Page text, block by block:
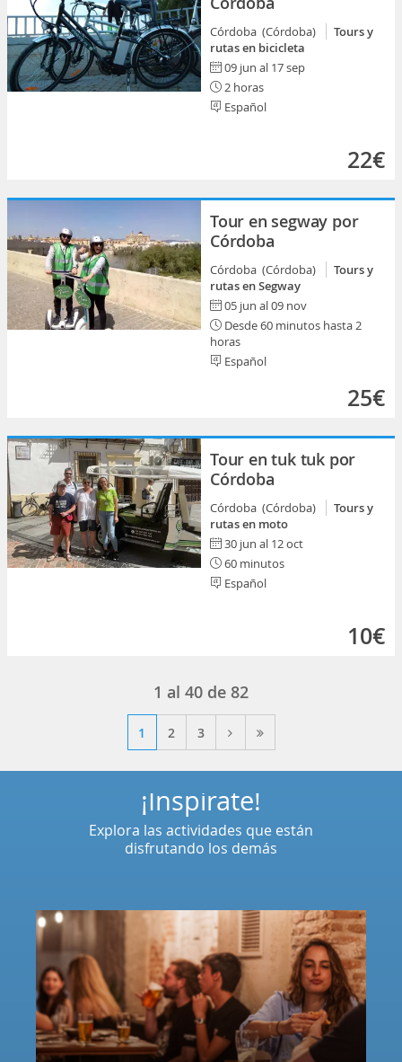
Córdoba (Córdoba)
Tours y
rutas en bicicleta
09 jun al 17 sep
2 horas
Español
22€
Tour en segway por
Córdoba
Córdoba (Córdoba)
Tours y
rutas en Segway
05 jun al 09 nov
Desde 60 minutos hasta 2
horas
Español
25€
Tour en tuk tuk por
Córdoba
Córdoba (Córdoba)
Tours y
rutas en moto
30 jun al 12 oct
60 minutos
Español
10€
1 al 40 de 82
1 2 3
¡Inspírate!
Explora las actividades que están
disfrutando los demás